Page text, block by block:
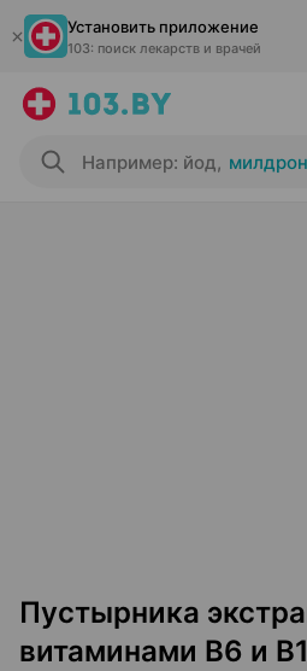
Установить приложение
103: поиск лекарств и врачей
Например: йод,
Пустырника
витаминами В6 и